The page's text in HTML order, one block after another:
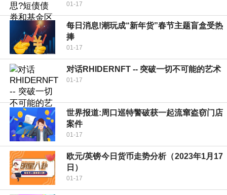
01-17
每日消息!潮玩成“新年货”春节主题盲盒受热
捧
01-17
对话RHIDERNFT -- 突破一切不可能的艺术
01-17
世界报道:周口巡特警破获一起流窜盗窃门店
案件
01-17
欧元/英镑今日货币走势分析（2023年1月17
日）
01-17